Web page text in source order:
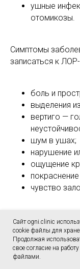
ушные
отомикозы.
Симптомы
записаться к
боль и
выделения
вертиго —
шум в ушах;
нарушение
ощущение
чувство
Сайт ogni.clinic
cookie файлы для
Продолжая
свое согласие на
файлами.